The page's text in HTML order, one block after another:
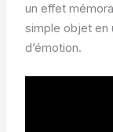
un effet
simple objet en
d’émotion.